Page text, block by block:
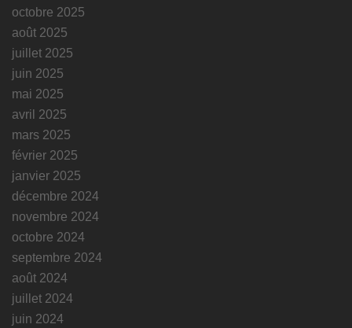
octobre 2025
août 2025
juillet 2025
juin 2025
mai 2025
avril 2025
mars 2025
février 2025
janvier 2025
décembre 2024
novembre 2024
octobre 2024
septembre 2024
août 2024
juillet 2024
juin 2024